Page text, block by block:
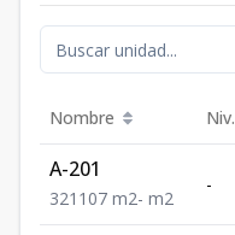
Nombre Niv.
A-201
321 107 m2- m2
-